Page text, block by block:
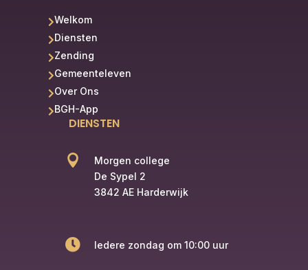
Welkom
Diensten
Zending
Gemeenteleven
Over Ons
BGH-App
DIENSTEN

Morgen college
De Sypel 2
3842 AE Harderwijk
 Iedere zondag om 10:00 uur